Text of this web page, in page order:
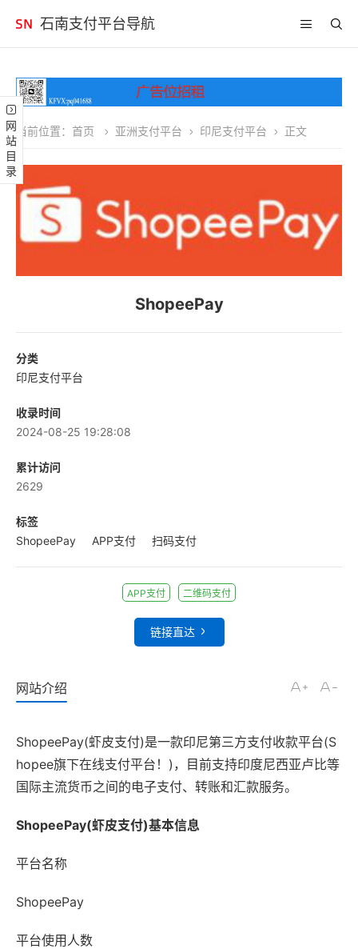
石南支付平台导航
网站目录 当前位置： 首页 亚洲支付平台 印尼支付平台 正文
ShopeePay
分类
印尼支付平台
收录时间
2024-08-25 19:28:08
累计访问
2629
标签
ShopeePay
APP支付 扫码支付
APP支付 二维码支付
链接直达
网站介绍
ShopeePay(虾皮支付)是一款印尼第三方支付收款平台(S
hopee旗下在线支付平台！)，目前支持印度尼西亚卢比等
国际主流货币之间的电子支付、转账和汇款服务。
ShopeePay(虾皮支付)基本信息
平台名称
ShopeePay
平台使用人数